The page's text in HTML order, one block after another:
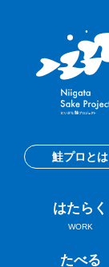
鮭プロとは
はたらく
WORK
たべる